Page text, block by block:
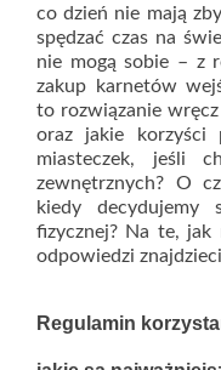
co dzień nie mają
spędzać czas na
nie mogą sobie – z
zakup karnetów
to rozwiązanie wręcz
oraz jakie korzyści
miasteczek, jeśli
zewnętrznych? O
kiedy
fizycznej? Na te,
odpowiedzi
Regulamin